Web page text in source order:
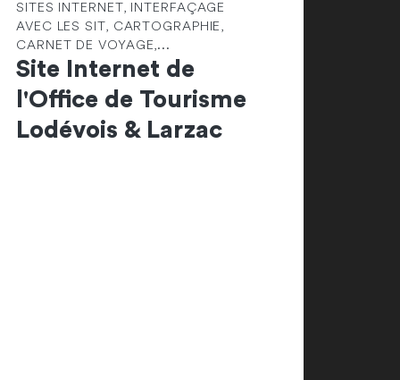
SITES INTERNET, INTERFAÇAGE
AVEC LES SIT, CARTOGRAPHIE,
CARNET DE VOYAGE,...
Site Internet de
l'Office de Tourisme
Lodévois & Larzac